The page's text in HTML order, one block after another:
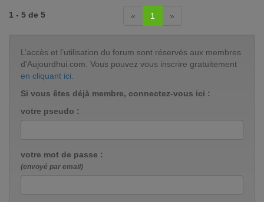
1 - 5 de 5 « 1 »
L’accès et l’utilisation du forum sont réservés aux membres
d'Aujourdhui.com. Vous pouvez vous inscrire gratuitement
en cliquant ici.
Si vous êtes déjà membre, connectez-vous ici :
votre pseudo :
votre mot de passe :
(envoyé par email)